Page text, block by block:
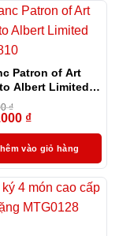
Patron of Art
Albert Limited
₫
₫
vào giỏ hàng